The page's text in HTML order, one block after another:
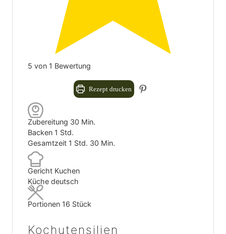
5 von 1 Bewertung
Rezept drucken
Zubereitung 30 Minuten
Min.
Backen 1 Stunde
Std.
Gesamtzeit 1 Stunde
Std. 30 Minuten
Min.
Gericht Kuchen
Küche deutsch
Portionen 16 Stück
Kochutensilien